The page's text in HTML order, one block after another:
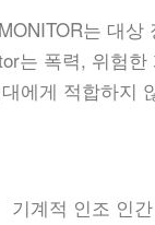
는 대
는 폭력, 위험
에게 적합하지
기계적 인조 인간